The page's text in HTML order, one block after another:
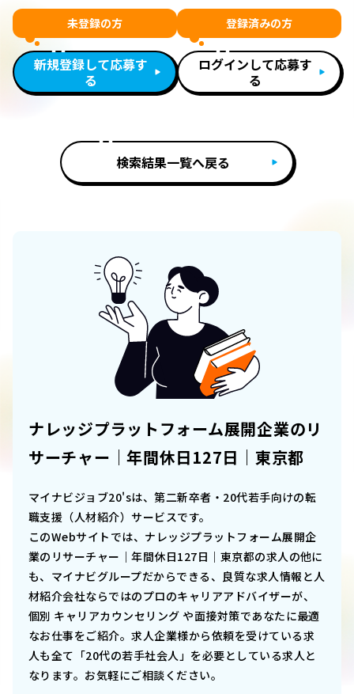
未登録の方
新規登録して応募す
る
登録済みの方
ログインして応募す
る
検索結果一覧へ戻る
ナレッジプラットフォーム展開企業のリ
サーチャー｜年間休日127日｜東京都
マイナビジョブ20'sは、第二新卒者・20代若手向けの転
職支援（人材紹介）サービスです。
このWebサイトでは、 ナレッジプラットフォーム展開企
業のリサーチャー｜年間休日127日｜東京都の求人の他に
も、マイナビグループだからできる、良質な求人情報と人
材紹介会社ならではのプロのキャリアアドバイザーが、
個別 キャリアカウンセリング や面接対策であなたに最適
なお仕事をご紹介。求人企業様から依頼を受けている求
人も全て「20代の若手社会人」を必要としている求人と
なります。お気軽にご相談ください。